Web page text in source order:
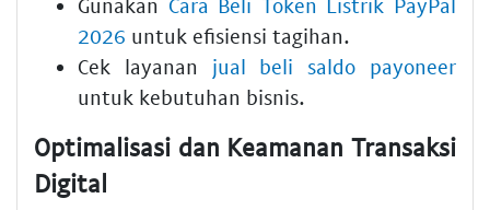
2026 untuk efisiensi tagihan.
Cek layanan jual beli saldo payoneer
untuk kebutuhan bisnis.
Optimalisasi dan Keamanan Transaksi
Digital